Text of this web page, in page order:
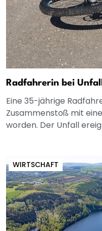
Radfahrerin bei
Eine 35-jährige
Zusammenstoß mit
worden. Der Unfall
WIRTSCHAFT